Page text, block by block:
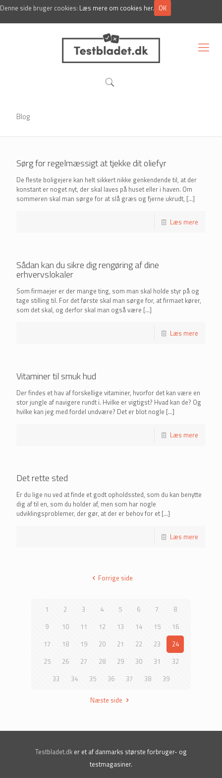
Blog
Sørg for regelmæssigt at tjekke dit oliefyr
De fleste boligejere kan helt sikkert nikke genkendende til, at der
konstant er noget nyt, der skal laves på huset eller i haven. Om
sommeren skal man sørge for at slå græs og fjerne ukrudt, […]
Læs mere
Sådan kan du sikre dig rengøring af dine
erhvervslokaler
Som firmaejer er der mange ting, som man skal holde styr på og
tage stilling til. For det første skal man sørge for, at firmaet kører,
som det skal, og derfor skal man også være […]
Læs mere
Vitaminer til smuk hud
Der findes et hav af forskellige vitaminer, hvorfor det kan være en
stor jungle af navigere rundt i. Hvilke er vigtigst? Hvad kan de? Og
hvilke kan jeg med fordel undvære? Det er blot nogle […]
Læs mere
Det rette sted
Er du lige nu ved at finde et godt opholdssted, som du kan benytte
dig af til en, som du holder af, men som har nogle
udviklingsproblemer, der gør, at der er behov for et […]
Læs mere
Forrige side
1 2 3 4 5 6 7
8
9
10 11 12 13 14 15
16
17
18 19 20 21 22 23
24
25
26 27 28 29 30 31
32
33
34 35 36 37 38 39
Næste side
Testbladet.dk er et af danmarks største forbruger- og
testmagasiner.
Denne side bruger cookies: Læs mere om cookies her. OK